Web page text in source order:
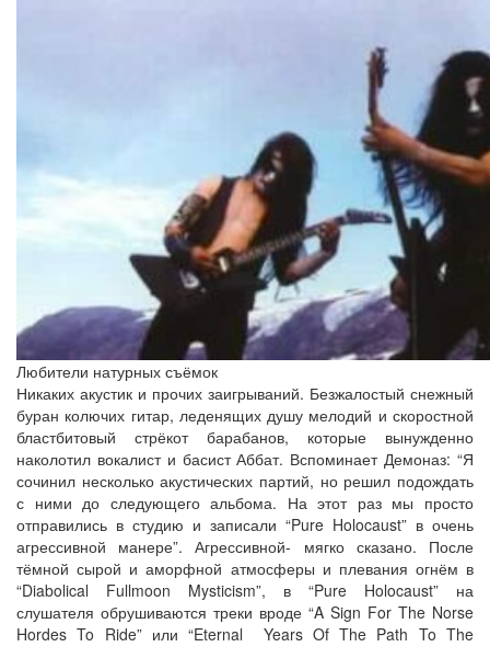
Любители натурных съёмок
Никаких акустик и прочих заигрываний. Безжалостый снежный
буран колючих гитар, леденящих душу мелодий и скоростной
бластбитовый стрёкот барабанов, которые вынужденно
наколотил вокалист и басист Аббат. Вспоминает Демоназ: “Я
сочинил несколько акустических партий, но решил подождать
с ними до следующего альбома. На этот раз мы просто
отправились в студию и записали “Pure Holocaust” в очень
агрессивной манере”. Агрессивной- мягко сказано. После
тёмной сырой и аморфной атмосферы и плевания огнём в
“Diabolical Fullmoon Mysticism”, в “Pure Holocaust” на
слушателя обрушиваются треки вроде “A Sign For The Norse
Hordes To Ride” или “Eternal Years Of The Path To The